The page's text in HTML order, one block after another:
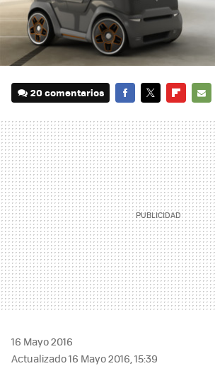
20 comentarios
MAIL
16 Mayo 2016
Actualizado 16 Mayo 2016, 15:39